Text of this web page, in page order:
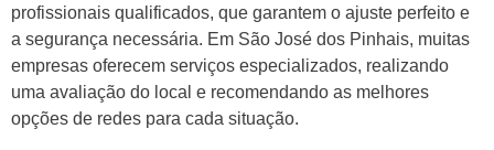
profissionais qualificados, que garantem o ajuste perfeito e
a segurança necessária. Em São José dos Pinhais, muitas
empresas oferecem serviços especializados, realizando
uma avaliação do local e recomendando as melhores
opções de redes para cada situação.